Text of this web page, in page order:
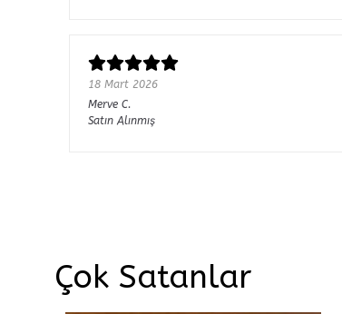
18 Mart 2026
Merve C.
Satın Alınmış
Çok Satanlar